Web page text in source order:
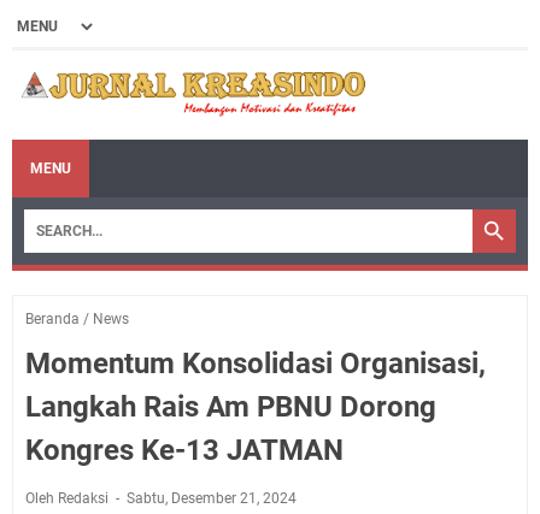
MENU
Beranda / News
Momentum Konsolidasi Organisasi,
Langkah Rais Am PBNU Dorong
Kongres Ke-13 JATMAN
Oleh Redaksi Sabtu, Desember 21, 2024